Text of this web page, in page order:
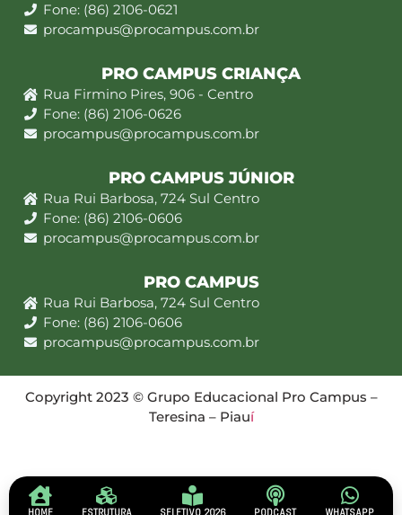
Fone: (86) 2106-0621
procampus@procampus.com.br
PRO CAMPUS CRIANÇA
Rua Firmino Pires, 906 - Centro
Fone: (86) 2106-0626
procampus@procampus.com.br
PRO CAMPUS JÚNIOR
Rua Rui Barbosa, 724 Sul Centro
Fone: (86) 2106-0606
procampus@procampus.com.br
PRO CAMPUS
Rua Rui Barbosa, 724 Sul Centro
Fone: (86) 2106-0606
procampus@procampus.com.br
Copyright 2023 © Grupo Educacional Pro Campus –
Teresina – Piauí
HOME ESTRUTURA SELETIVO 2026 PODCAST WHATSAPP